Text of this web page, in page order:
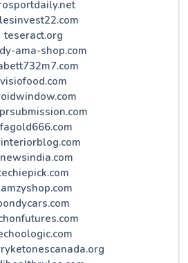
teseract.org
ama-shop.com
visiofood.com